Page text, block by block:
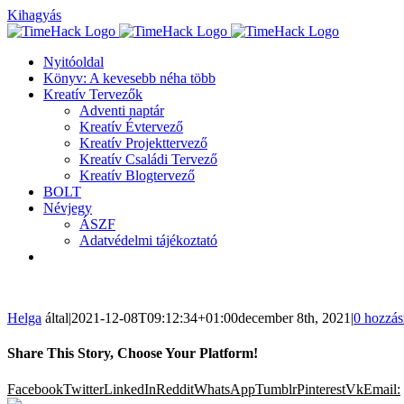
Kihagyás
Nyitóoldal
Könyv: A kevesebb néha több
Kreatív Tervezők
Adventi naptár
Kreatív Évtervező
Kreatív Projekttervező
Kreatív Családi Tervező
Kreatív Blogtervező
BOLT
Névjegy
ÁSZF
Adatvédelmi tájékoztató
Helga által|2021-12-08T09:12:34+01:00december 8th, 2021 |0
Share This Story, Choose Your Platform!
FacebookTwitterLinkedInRedditWhatsAppTumblrPinterestVkEmail: